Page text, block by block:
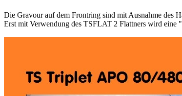
Die Gravour auf dem Frontring sind mit Ausnahme des
Erst mit Verwendung des TSFLAT 2 Flattners wird eine